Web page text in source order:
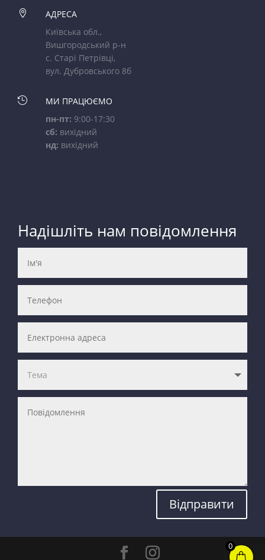

АДРЕСА
Київська обл.,
Вишгородський р-н
с. Старі Петрівці,
вул. Дубровського 8б

МИ ПРАЦЮЄМО
пн-пт: 9:00-17:30
сб: вихідний
нд: вихідний
Надішліть нам повідомлення
Відправити
0